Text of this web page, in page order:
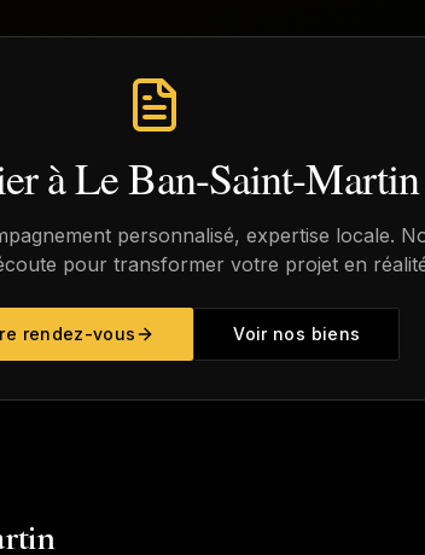
àLe Ban-Saint-Martin
personnalisé, expertise locale.
pour transformer votre projet en
rendez-vous Voir nos biens